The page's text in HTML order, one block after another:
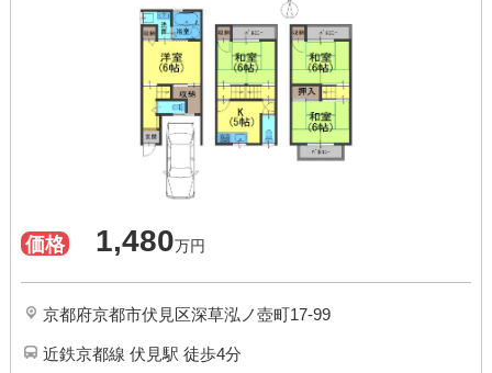
価格 1,480万円
京都府京都市伏見区深草泓ノ壺町17-99
近鉄京都線 伏見駅 徒歩4分